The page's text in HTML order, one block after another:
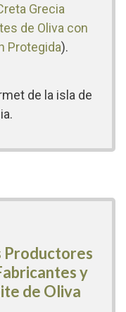
Grecia
de Oliva con
Protegida).
de la isla de
Productores
y
de Oliva